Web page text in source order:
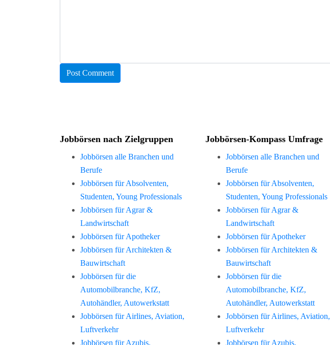
Jobbörsen nach Zielgruppen
Jobbörsen alle Branchen und
Berufe
Jobbörsen für Absolventen,
Studenten, Young Professionals
Jobbörsen für Agrar &
Landwirtschaft
Jobbörsen für Apotheker
Jobbörsen für Architekten &
Bauwirtschaft
Jobbörsen für die
Automobilbranche, KfZ,
Autohändler, Autowerkstatt
Jobbörsen für Airlines, Aviation,
Luftverkehr
Jobbörsen für Azubis,
Jobbörsen-Kompass Umfrage
Jobbörsen alle Branchen und
Berufe
Jobbörsen für Absolventen,
Studenten, Young Professionals
Jobbörsen für Agrar &
Landwirtschaft
Jobbörsen für Apotheker
Jobbörsen für Architekten &
Bauwirtschaft
Jobbörsen für die
Automobilbranche, KfZ,
Autohändler, Autowerkstatt
Jobbörsen für Airlines, Aviation,
Luftverkehr
Jobbörsen für Azubis,